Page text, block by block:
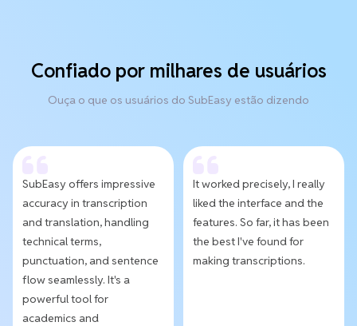
Confiado por milhares de usuários
Ouça o que os usuários do SubEasy estão dizendo
SubEasy offers impressive
accuracy in transcription
and translation, handling
technical terms,
punctuation, and sentence
flow seamlessly. It's a
powerful tool for
academics and
It worked precisely, I really
liked the interface and the
features. So far, it has been
the best I've found for
making transcriptions.